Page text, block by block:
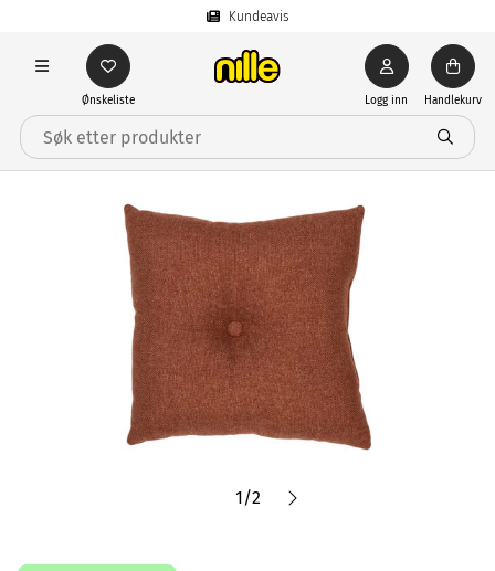
Kundeavis
Ønskeliste Logg inn Handlekurv
1/2